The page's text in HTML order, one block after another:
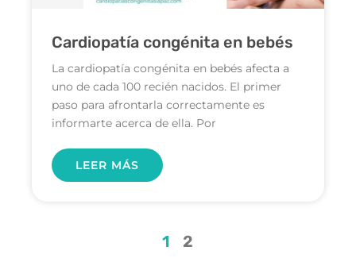
Cardiopatía congénita en bebés
La cardiopatía congénita en bebés afecta a
uno de cada 100 recién nacidos. El primer
paso para afrontarla correctamente es
informarte acerca de ella. Por
LEER MÁS
1 2